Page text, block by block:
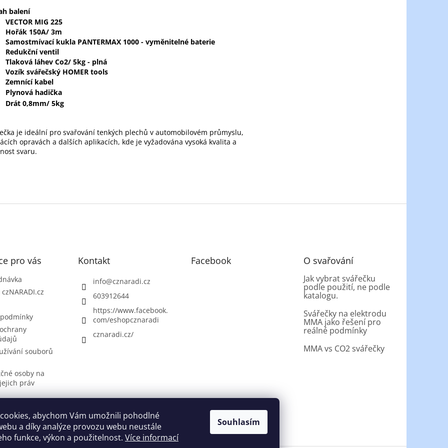
abychom Vám umožnili pohodlné
a díky analýze provozu webu neustále
funkce, výkon a použitelnost. Více informací
Souhlasím
balení
VECTOR MIG 225
Hořák 150A/ 3m
Samostmívací kukla PANTERMAX 1000 - vyměnitelné baterie
Redukční ventil
Tlaková láhev Co2/ 5kg - plná
Vozík svářečský HOMER tools
Zemnící kabel
Plynová hadička
Drát 0,8mm/ 5kg
je ideální pro svařování tenkých plechů v automobilovém průmyslu,
opravách a dalších aplikacích, kde je vyžadována vysoká kvalita a
svaru.
pro vás
souborů
osoby na
práv
Kontakt
info@cznaradi.cz
603912644
https://www.facebook.
com/eshopcznaradi
cznaradi.cz/
Facebook O svařování
Jak vybrat svářečku
podle použití, ne podle
katalogu.
Svářečky na elektrodu
MMA jako řešení pro
reálné podmínky
MMA vs CO2 svářečky
Možnosti doručení Možností platby Výběr svářečky